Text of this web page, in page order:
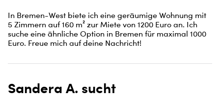
In Bremen-West biete ich eine geräumige Wohnung mit
5 Zimmern auf 160 m² zur Miete von 1200 Euro an. Ich
suche eine ähnliche Option in Bremen für maximal 1000
Euro. Freue mich auf deine Nachricht!
Sandera A. sucht